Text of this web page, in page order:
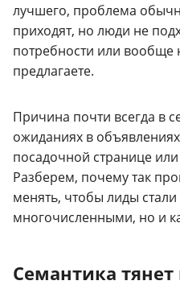
лучшего, проблема
приходят, но люди не
потребности или
предлагаете.
Причина почти всегда в
ожиданиях в
посадочной странице
Разберем, почему так
менять, чтобы лиды стали
многочисленными, но и
Семантика